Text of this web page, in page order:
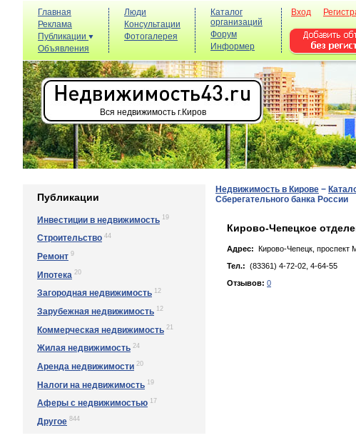
Главная
Реклама
Публикации
Объявления
Люди
Консультации
Фотогалерея
Каталог
организаций
Форум
Информер
Вход
Вся недвижимость г.Киров
Публикации
Инвестиции в недвижимость 19
Строительство 44
Ремонт 9
Ипотека 20
Загородная недвижимость 12
Зарубежная недвижимость 12
Коммерческая недвижимость 21
Жилая недвижимость 24
Аренда недвижимости 20
Налоги на недвижимость 19
Аферы с недвижимостью 17
Другое 844
Недвижимость в Кирове −
Сберегательного банка России
Кирово-Чепецкое
Адрес: Кирово-Чепецк, пpocпeкт
Тел.: (83361) 4-72-02, 4-64-55
Отзывов: 0